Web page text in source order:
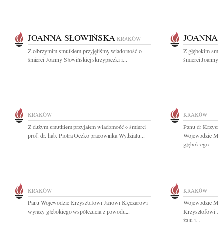
JOANNA SŁOWIŃSKA KRAKÓW
Z olbrzymim smutkiem przyjęliśmy wiadomość o
śmierci Joanny Słowińskiej skrzypaczki i...
Z głębokim
śmierci
KRAKÓW
Z dużym smutkiem przyjąłem wiadomość o śmierci
prof. dr. hab. Piotra Oczko pracownika Wydziału...
KRAKÓW
Panu dr
Wojewodzie
głębokiego...
KRAKÓW
Panu Wojewodzie Krzysztofowi Janowi Klęczarowi
wyrazy głębokiego współczucia z powodu...
KRAKÓW
Wojewodzie
Krzysztofowi
żalu i...